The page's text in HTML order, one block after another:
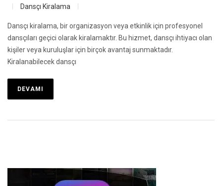
Dansçı Kiralama
Dansçı kiralama, bir organizasyon veya etkinlik için profesyonel
dansçıları geçici olarak kiralamaktır. Bu hizmet, dansçı ihtiyacı olan
kişiler veya kuruluşlar için birçok avantaj sunmaktadır.
Kiralanabilecek dansçı
DEVAMI